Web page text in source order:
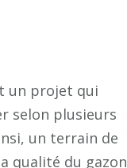
un projet qui
selon plusieurs
un terrain de
qualité du gazon